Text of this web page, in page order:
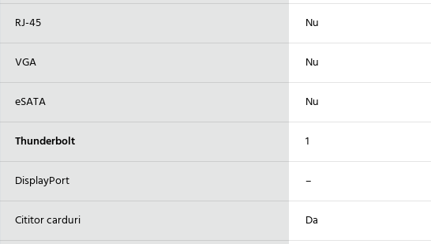
RJ-45 Nu
VGA Nu
eSATA Nu
Thunderbolt 1
DisplayPort –
Cititor carduri Da